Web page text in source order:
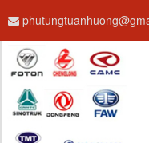
M4610162101A0 Tapbi
cửa Thaco...